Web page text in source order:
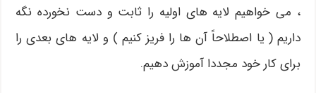
، می خواهیم لایه های اولیه را ثابت و دست نخورده نگه
داریم ( یا اصطلاحاً آن ها را فریز کنیم ) و لایه های بعدی را
برای کار خود مجددا آموزش دهیم.